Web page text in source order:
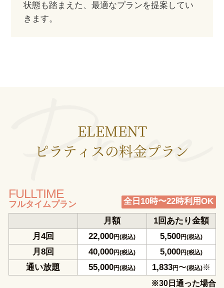
状態も踏まえた、最適なプランを提案してい
きます。
ELEMENT
ピラティスの料金プラン
FULLTIME
フルタイムプラン 全日10時〜22時利用OK
月額
1回あたり金額
月4回
22,000円(税込) 5,500円(税込)
月8回 40,000円(税込) 5,000円(税込)
通い放題 55,000円(税込) 1,833円〜(税込)※
※30日通った場合